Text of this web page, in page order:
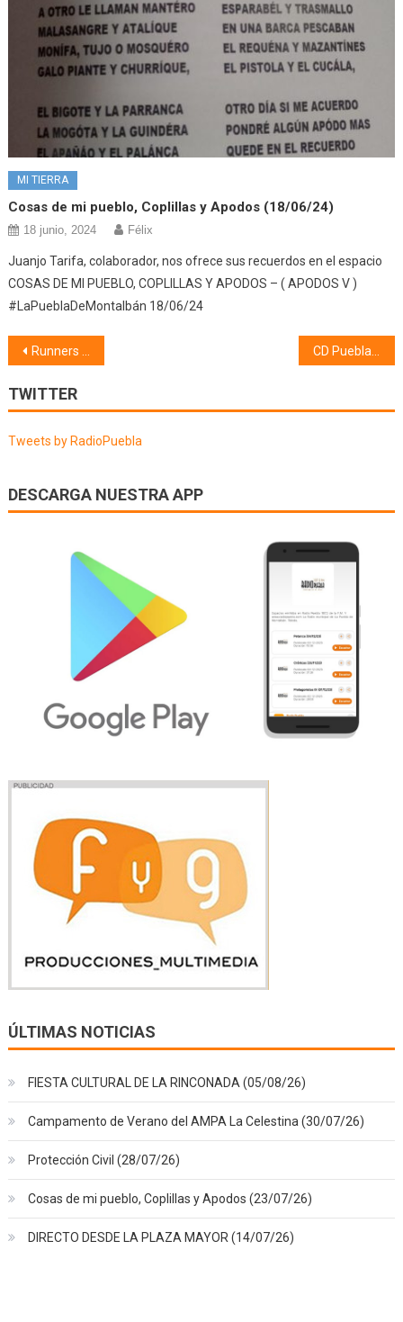
MI TIERRA
Cosas de mi pueblo, Coplillas y Apodos (18/06/24)
18 junio, 2024 Félix
Juanjo Tarifa, colaborador, nos ofrece sus recuerdos en el espacio
COSAS DE MI PUEBLO, COPLILLAS Y APODOS – ( APODOS V )
#LaPueblaDeMontalbán 18/06/24
Navegación
de
entradas
Runners San Miguel (07/12/21)
TWITTER
Tweets by RadioPuebla
DESCARGA NUESTRA APP
ÚLTIMAS NOTICIAS
FIESTA CULTURAL DE LA RINCONADA (05/08/26)
Campamento de Verano del AMPA La Celestina (30/07/26)
Protección Civil (28/07/26)
Cosas de mi pueblo, Coplillas y Apodos (23/07/26)
DIRECTO DESDE LA PLAZA MAYOR (14/07/26)